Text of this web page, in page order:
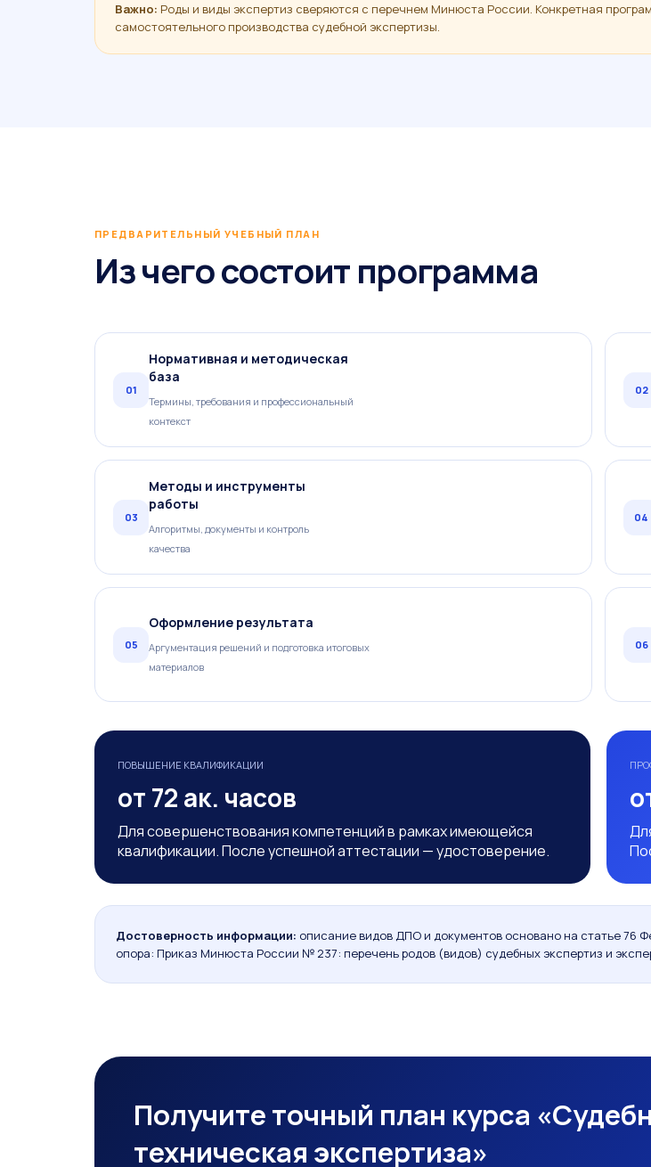
Важно: Роды и виды экспертиз сверяются с перечнем Минюста России. Конкретная
самостоятельного производства судебной экспертизы.
ПРЕДВАРИТЕЛЬНЫЙ УЧЕБНЫЙ ПЛАН
Из чего состоит программа
01
Нормативная и методическая
база
Термины, требования и профессиональный
контекст
02
03
Методы и инструменты
работы
Алгоритмы, документы и контроль
качества
04
05
Оформление результата
Аргументация решений и подготовка итоговых
материалов
06
ПОВЫШЕНИЕ КВАЛИФИКАЦИИ
от 72 ак. часов
Для совершенствования компетенций в рамках имеющейся
квалификации. После успешной аттестации — удостоверение.
Достоверность информации: описание видов ДПО и документов основано на статье 76
опора: Приказ Минюста России № 237: перечень родов (видов) судебных экспертиз и
Получите точный план курса
техническая экспертиза»